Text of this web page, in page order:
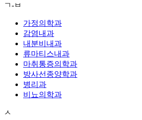
ㄱ-ㅂ
가정의학과
감염내과
내분비내과
류마티스내과
마취통증의학과
방사선종양학과
병리과
비뇨의학과
ㅅ